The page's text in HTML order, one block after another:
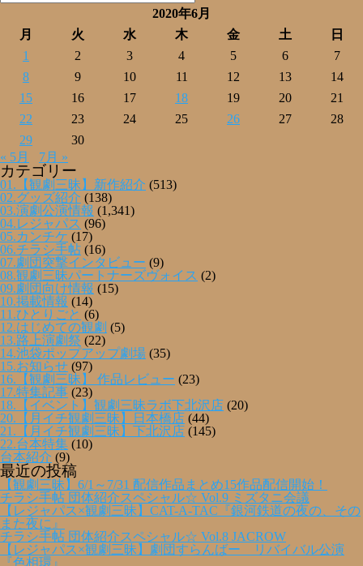
2020年6月
月
火 水 木 金 土
日
1
2 3 4 5 6
7
8
9 10 11 12 13
14
15
16 17 18 19 20
21
22
23 24 25 26 27
28
29
30
« 5月
7月 »
カテゴリー
01.【観劇三昧】新作紹介 (513)
02.グッズ紹介 (138)
03.演劇公演情報 (1,341)
04.レジャパス (96)
05.カンチケ (17)
06.チラシ手帖 (16)
07.劇団突撃インタビュー (9)
08.観劇三昧パートナーズヴォイス (2)
09.劇団向け情報 (15)
10.掲載情報 (14)
11.ひとりごと (6)
12.はじめての観劇 (5)
13.路上演劇祭 (22)
14.池袋ポップアップ劇場 (35)
15.お知らせ (97)
16.【観劇三昧】 作品レビュー (23)
17.特集記事 (23)
18.【イベント】観劇三昧ラボ下北沢店 (20)
20.【月イチ観劇三昧】日本橋店 (44)
21.【月イチ観劇三昧】下北沢店 (145)
22.台本特集 (10)
台本紹介 (9)
最近の投稿
【観劇三昧】6/1～7/31 配信作品まとめ15作品配信開始！
チラシ手帖 団体紹介スペシャル☆ Vol.9 ミズタニ会議
【レジャパス×観劇三昧】CAT-A-TAC『銀河鉄道の夜の、その
また夜に』
チラシ手帖 団体紹介スペシャル☆ Vol.8 JACROW
【レジャパス×観劇三昧】劇団すらんばー リバイバル公演
『色相環』